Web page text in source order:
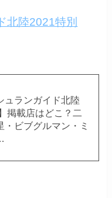
北陸2021特別
ュランガイド北陸
掲載店はどこ？二
・ビブグルマン・ミ